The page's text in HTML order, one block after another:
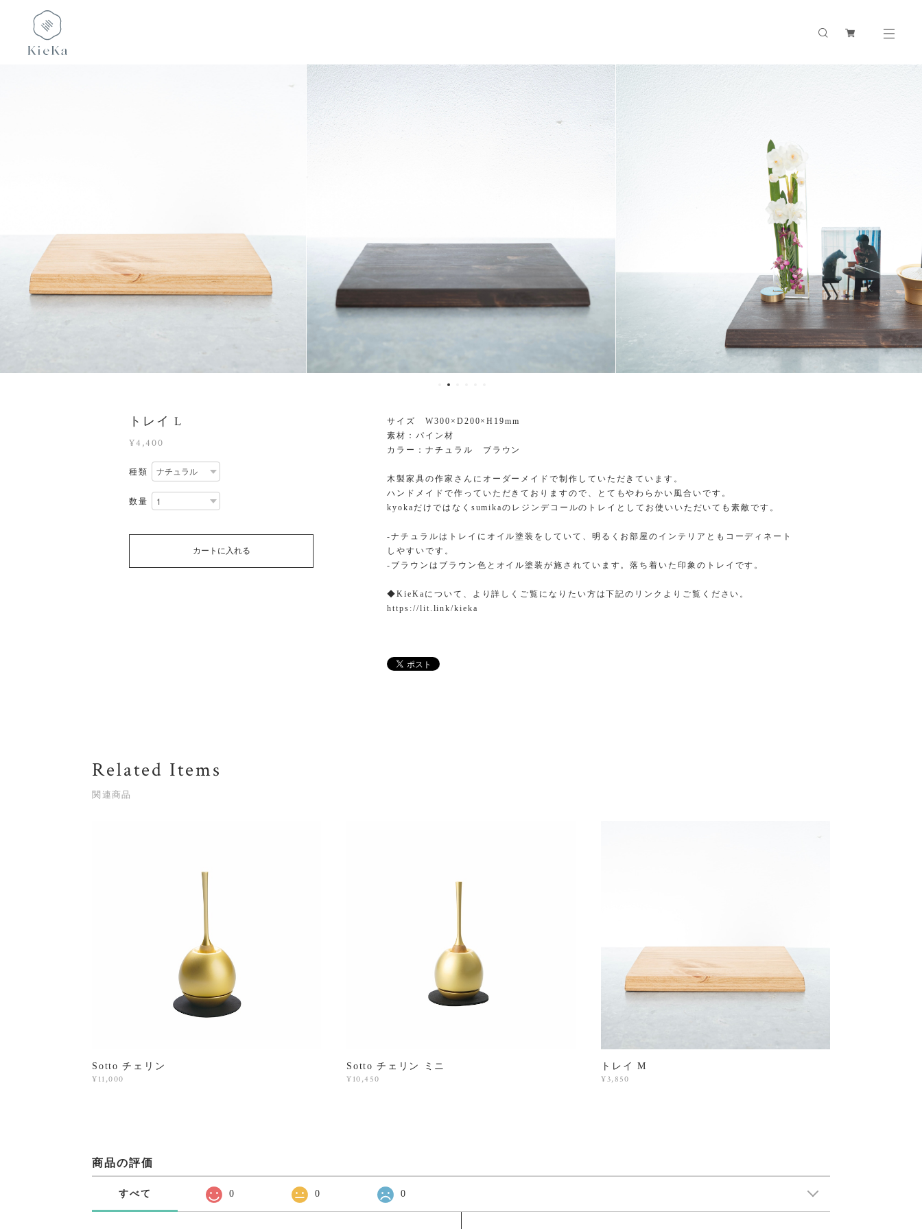
トレイ L
¥4,400
種類
数量
カートに入れる
サイズ W300×D200×H19mm
素材：パイン材
カラー：ナチュラル ブラウン
木製家具の作家さんにオーダーメイドで制作していただきています。
ハンドメイドで作っていただきておりますので、とてもやわらかい風合いです。
kyokaだけではなくsumikaのレジンデコールのトレイとしてお使いいただいても素敵です。
-ナチュラルはトレイにオイル塗装をしていて、明るくお部屋のインテリアともコーディネート
しやすいです。
-ブラウンはブラウン色とオイル塗装が施されています。落ち着いた印象のトレイです。
◆KieKaについて、より詳しくご覧になりたい方は下記のリンクよりご覧ください。
https://lit.link/kieka
Related Items
関連商品
Sotto チェリン
¥11,000
Sotto チェリン ミニ
¥10,450
トレイ M
¥3,850
商品の評価
すべて 0 0 0